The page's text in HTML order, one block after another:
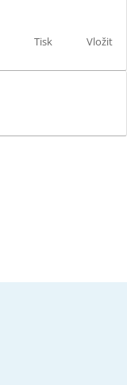
Tisk Vložit